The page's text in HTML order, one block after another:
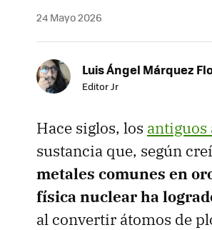
24 Mayo 2026
Luis Ángel Márquez
Editor Jr
Hace siglos, los
sustancia que, según
metales comunes en
física nuclear ha
al convertir átomos de